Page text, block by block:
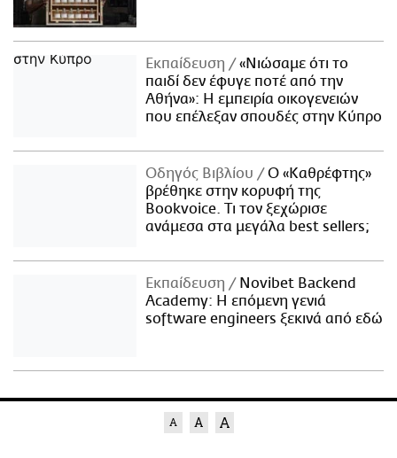
Εκπαίδευση
«Νιώσαμε ότι το
παιδί δεν έφυγε ποτέ από την
Αθήνα»: Η εμπειρία οικογενειών
που επέλεξαν σπουδές στην Κύπρο
Οδηγός Βιβλίου
Ο «Καθρέφτης»
βρέθηκε στην κορυφή της
Bookvoice. Τι τον ξεχώρισε
ανάμεσα στα μεγάλα best sellers;
Εκπαίδευση
Novibet Backend
Academy: Η επόμενη γενιά
software engineers ξεκινά από εδώ